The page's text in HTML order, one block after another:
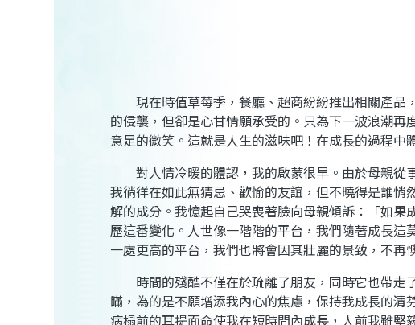
現在時值草莓季，餐廳、超商紛紛推出相關產品
的侵襲，但卻是心甘情願承受的。只為下一波浪潮
意足的微笑。這就是人生的滋味吧！在成長的過程中
對人情冷暖的體認，我的啟蒙很早。由於母親從
我徜徉在如此無猜忌、歡愉的友誼，但不曉得是誰
解的成分。我憶起自己哭喪著臉向母親傾訴：「如
歷這番變化。人世像一階階的平台，我們隨著成長
一處更高的平台，我們也將會因其壯麗的景致，不再
時間的殘酷不僅在於疏離了朋友，同時它也帶走
瞞，為的是不願增添我內心的焦慮，保持我成長的
病榻前的耳提面命使我在短時間內成長，人前我雖